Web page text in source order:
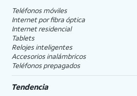
Teléfonos móviles
Internet por fibra óptica
Internet residencial
Tablets
Relojes inteligentes
Accesorios inalámbricos
Teléfonos prepagados
Tendencia